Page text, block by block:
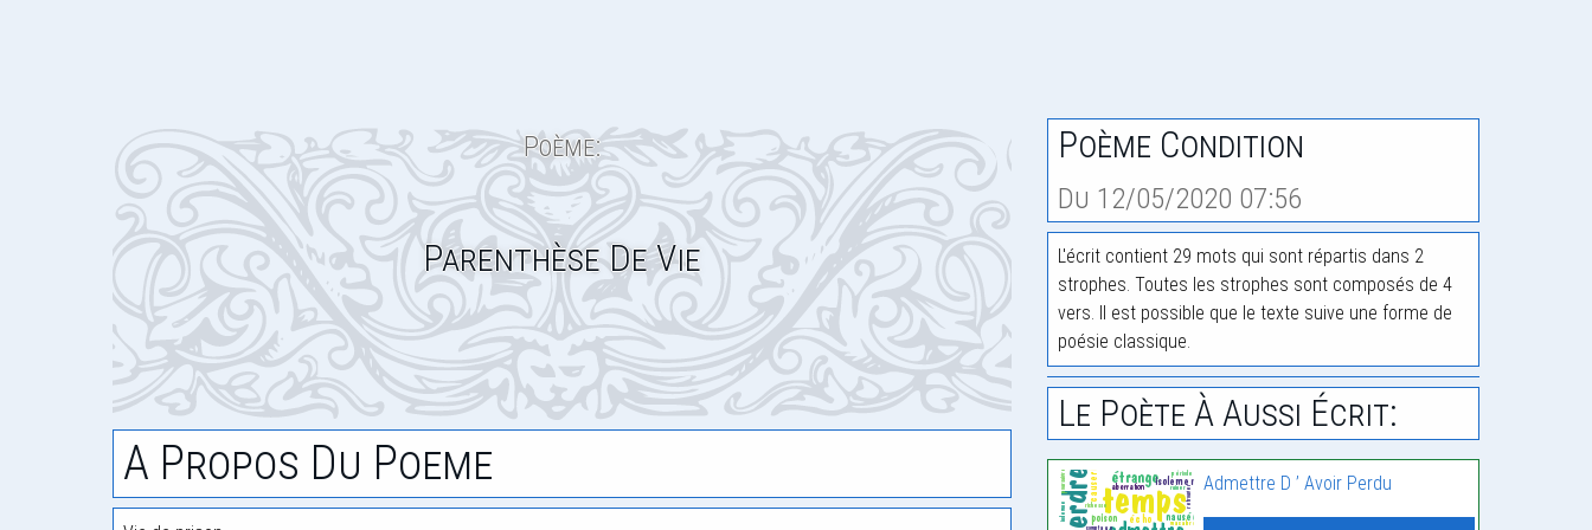
Poème:
Parenthèse De Vie
A Propos Du Poeme
Poème Condition
Du 12/05/2020 07:56
L'écrit contient 29 mots qui sont répartis dans 2
strophes. Toutes les strophes sont composés de 4
vers. Il est possible que le texte suive une forme de
poésie classique.
Le Poète À Aussi Écrit:
Admettre D ’ Avoir Perdu